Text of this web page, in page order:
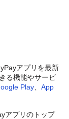
アプリを最新
る機能やサービ
Play
App
アプリのトップ